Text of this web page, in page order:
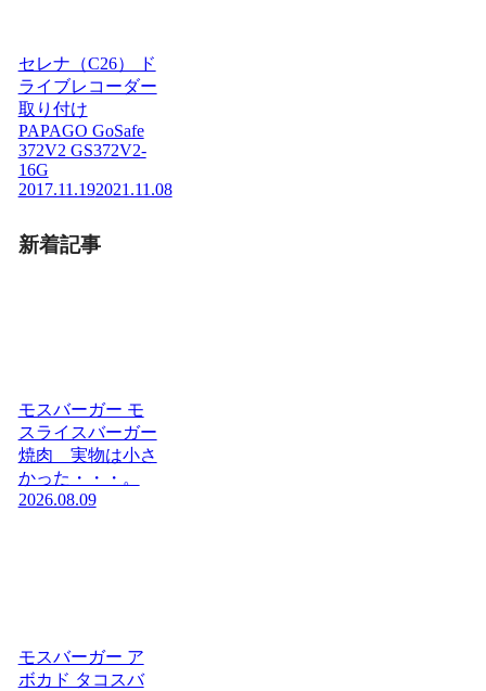
セレナ（C26） ド
ライブレコーダー
取り付け
PAPAGO GoSafe
372V2 GS372V2-
16G
2017.11.192021.11.08
新着記事
モスバーガー モ
スライスバーガー
焼肉 実物は小さ
かった・・・。
2026.08.09
モスバーガー ア
ボカド タコスバ